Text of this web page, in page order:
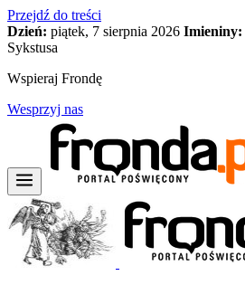
Przejdź do treści
Dzień: piątek, 7 sierpnia 2026 Imieniny:
Sykstusa
Wspieraj Frondę
Wesprzyj nas